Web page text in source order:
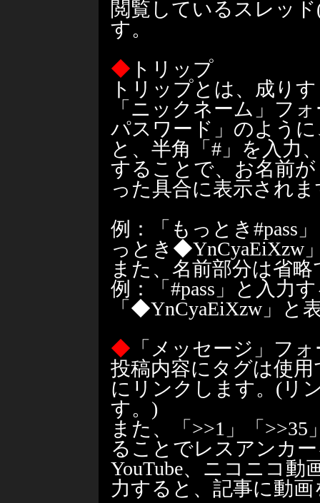
閲覧しているスレッ
す。
◆ トリップ
トリップとは、成り
「ニックネーム」フ
パスワード」のよう
と、半角「#」を入力
することで、お名前
った具合に表示されま
例：「もっとき#pass
っとき◆YnCyaEiXzw
また、名前部分は省
例：「#pass」と入力
「◆YnCyaEiXzw」と
◆ 「メッセージ」フ
投稿内容にタグは使
にリンクします。(リ
す。)
また、「>>1」「
ることでレスアンカ
YouTube、ニコニコ動
力すると、記事に動